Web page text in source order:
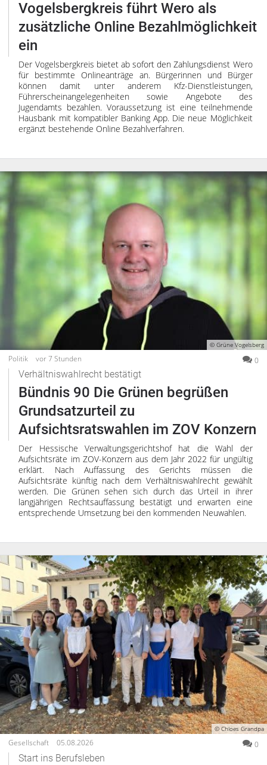
Datenschutzerklärung
Vogelsbergkreis führt Wero als
zusätzliche Online Bezahlmöglichkeit
ein
Der Vogelsbergkreis bietet ab sofort den Zahlungsdienst Wero
für bestimmte Onlineanträge an. Bürgerinnen und Bürger
können damit unter anderem Kfz-Dienstleistungen,
Führerscheinangelegenheiten sowie Angebote des
Jugendamts bezahlen. Voraussetzung ist eine teilnehmende
Hausbank mit kompatibler Banking App. Die neue Möglichkeit
ergänzt bestehende Online Bezahlverfahren.
© Grüne Vogelsberg
Politik vor 7 Stunden 0
Verhältniswahlrecht bestätigt
Bündnis 90 Die Grünen begrüßen
Grundsatzurteil zu
Aufsichtsratswahlen im ZOV Konzern
Der Hessische Verwaltungsgerichtshof hat die Wahl der
Aufsichtsräte im ZOV-Konzern aus dem Jahr 2022 für ungültig
erklärt. Nach Auffassung des Gerichts müssen die
Aufsichtsräte künftig nach dem Verhältniswahlrecht gewählt
werden. Die Grünen sehen sich durch das Urteil in ihrer
langjährigen Rechtsauffassung bestätigt und erwarten eine
entsprechende Umsetzung bei den kommenden Neuwahlen.
© Chloes Grandpa
Gesellschaft 05.08.2026 0
Start ins Berufsleben